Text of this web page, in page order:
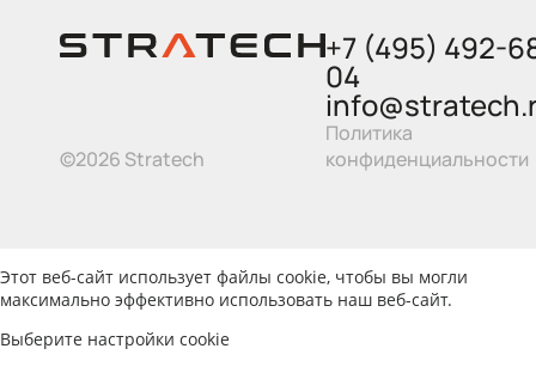
©2026 Stratech
+7 (495) 492-
04
Политика
конфиденциальности
Этот веб-сайт использует файлы cookie, чтобы вы могли
максимально эффективно использовать наш веб-сайт.
Выберите настройки cookie